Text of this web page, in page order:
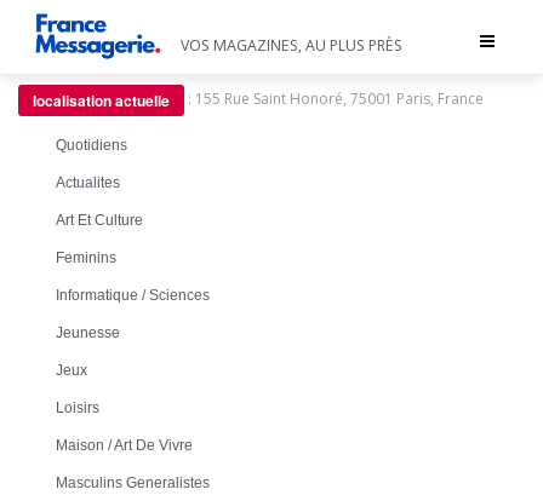
Toggle
VOS MAGAZINES, AU PLUS PRÈS
localisation actuelle : 155 Rue Saint Honoré, 75001 Paris, France
Quotidiens
Actualites
Art Et Culture
Feminins
Informatique / Sciences
Jeunesse
Jeux
Loisirs
Maison / Art De Vivre
Masculins Generalistes